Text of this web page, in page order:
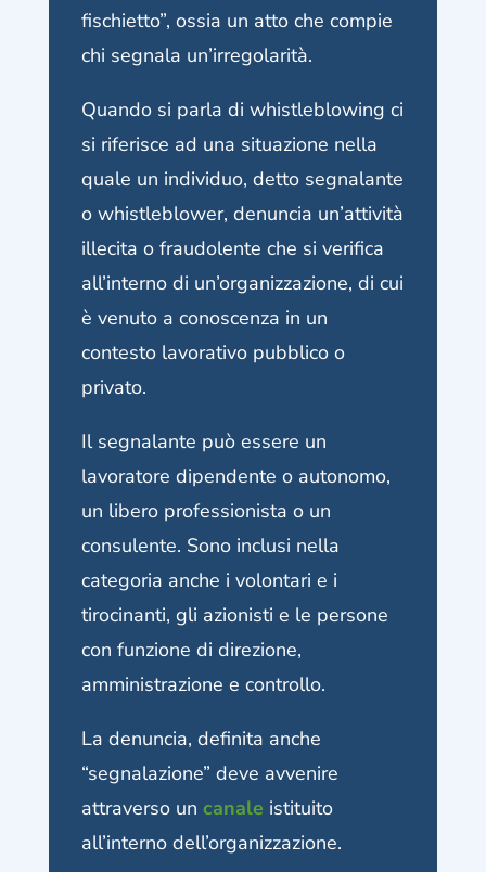
fischietto”, ossia un atto che compie
chi segnala un’irregolarità.
Quando si parla di whistleblowing ci
si riferisce ad una situazione nella
quale un individuo, detto segnalante
o whistleblower, denuncia un’attività
illecita o fraudolente che si verifica
all’interno di un’organizzazione, di cui
è venuto a conoscenza in un
contesto lavorativo pubblico o
privato.
Il segnalante può essere un
lavoratore dipendente o autonomo,
un libero professionista o un
consulente. Sono inclusi nella
categoria anche i volontari e i
tirocinanti, gli azionisti e le persone
con funzione di direzione,
amministrazione e controllo.
La denuncia, definita anche
“segnalazione” deve avvenire
attraverso un canale istituito
all’interno dell’organizzazione.